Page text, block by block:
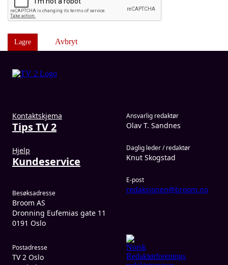
Lagre Avbryt
Kontaktskjema
Tips TV 2
Hjelp
Kundeservice
Ansvarlig redaktør
Olav T. Sandnes
Daglig leder / redaktør
Knut Skogstad
E-post
redaksjonen@broom.no
Besøksadresse
Broom AS
Dronning Eufemias gate 11
0191 Oslo
Postadresse
TV 2 Oslo